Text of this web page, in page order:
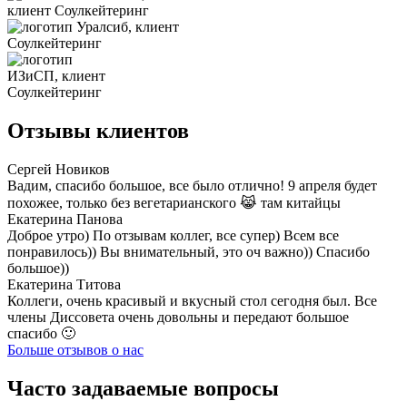
Отзывы клиентов
Сергей Новиков
Вадим, спасибо большое, все было отлично! 9 апреля будет
похожее, только без вегетарианского 😹 там китайцы
Екатерина Панова
Доброе утро) По отзывам коллег, все супер) Всем все
понравилось)) Вы внимательный, это оч важно)) Спасибо
большое))
Екатерина Титова
Коллеги, очень красивый и вкусный стол сегодня был. Все
члены Диссовета очень довольны и передают большое
спасибо 🙂
Больше отзывов о нас
Часто задаваемые вопросы